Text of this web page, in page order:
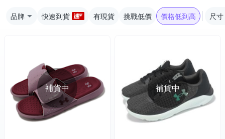
品牌 快速到貨 有現貨 挑戰低價 價格低到高 尺寸
補貨中 補貨中